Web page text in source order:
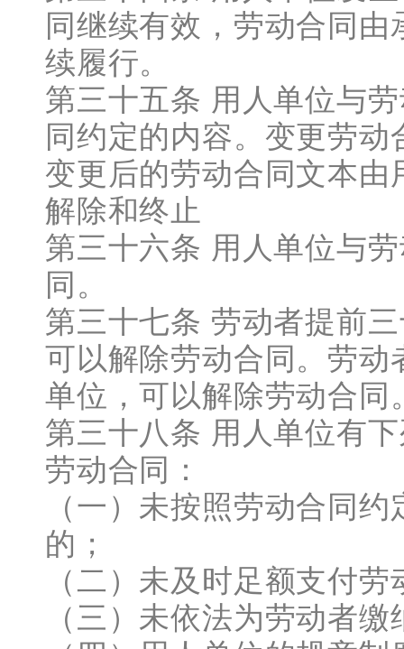
同继续有效，劳动合同
续履行。
第三十五条 用人单位与
同约定的内容。变更劳
变更后的劳动合同文本
解除和终止
第三十六条 用人单位与
同。
第三十七条 劳动者提前
可以解除劳动合同。劳
单位，可以解除劳动合同
第三十八条 用人单位有
劳动合同：
（一）未按照劳动合同
的；
（二）未及时足额支付
（三）未依法为劳动者